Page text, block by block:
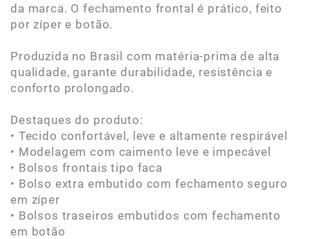
da marca. O fechamento frontal é prático, feito
por zíper e botão.
Produzida no Brasil com matéria-prima de alta
qualidade, garante durabilidade, resistência e
conforto prolongado.
Destaques do produto:
• Tecido confortável, leve e altamente respirável
• Modelagem com caimento leve e impecável
• Bolsos frontais tipo faca
• Bolso extra embutido com fechamento seguro
em zíper
• Bolsos traseiros embutidos com fechamento
em botão